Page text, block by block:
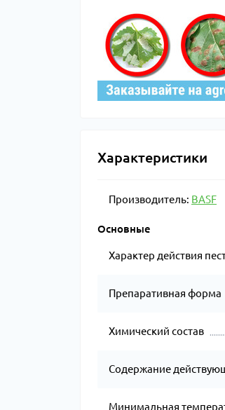
Характеристики
Производитель: BASF
Основные
Характер действия
Препаративная форма
Химический состав
Содержание
Минимальная